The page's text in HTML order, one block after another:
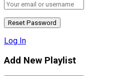
Log In
Add New Playlist